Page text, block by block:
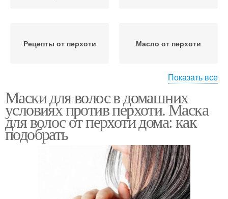
Рецепты от перхоти Масло от перхоти
Травы от перхоти Отвар от перхоти
Маска от перхоти
Показать все
Маски для волос в домашних
условиях против перхоти. Маска
для волос от перхоти дома: как
подобрать